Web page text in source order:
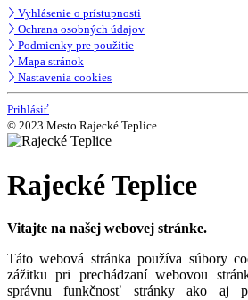
Vyhlásenie o prístupnosti
Ochrana osobných údajov
Podmienky pre použitie
Mapa stránok
Nastavenia cookies
Prihlásiť
© 2023 Mesto Rajecké Teplice
Rajecké Teplice
Vitajte na našej webovej stránke.
Táto webová stránka používa súbory
zážitku pri prechádzaní webovou
správnu funkčnosť stránky ako aj